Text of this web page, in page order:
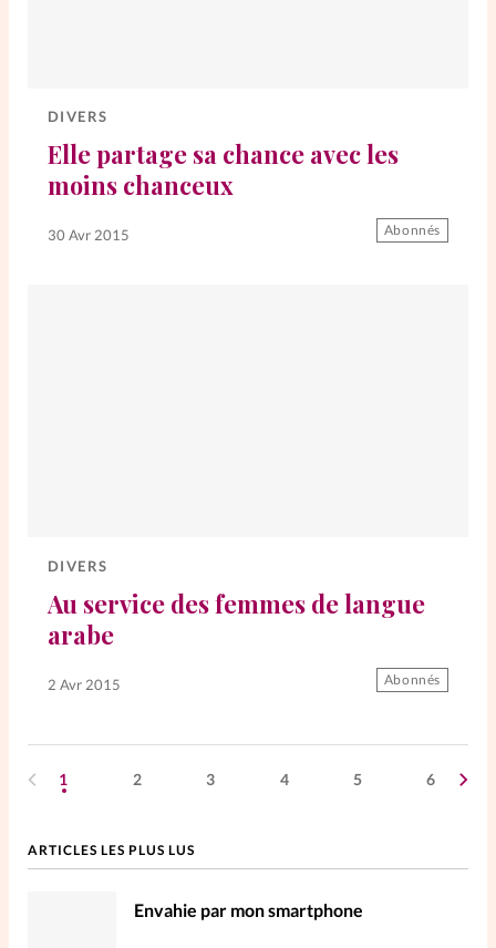
DIVERS
Elle partage sa chance avec les
moins chanceux
30 Avr 2015 Abonnés
DIVERS
Au service des femmes de langue
arabe
2 Avr 2015 Abonnés
1 2 3 4 5 6
ARTICLES LES PLUS LUS
Envahie par mon smartphone